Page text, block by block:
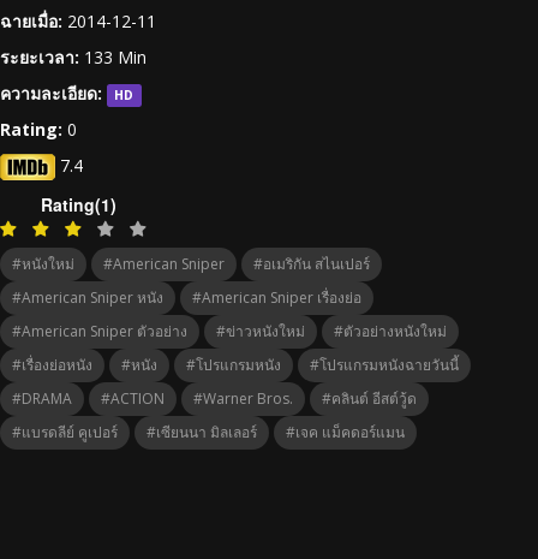
ฉายเมื่อ: 2014-12-11
ระยะเวลา: 133 Min
ความละเอียด:
HD
Rating: 0
7.4
Rating(1)
#หนังใหม่ #american Sniper
#อเมริกัน สไนเปอร์
#american Sniper หนัง
#american Sniper เรื่องย่อ
#american Sniper ตัวอย่าง
#ข่าวหนังใหม่
#ตัวอย่างหนังใหม่
#เรื่องย่อหนัง
#หนัง #โปรแกรมหนัง
#โปรแกรมหนังฉายวันนี้
#DRAMA
#ACTION #Warner Bros.
#คลินต์ อีสต์วู้ด
#แบรดลีย์ คูเปอร์
#เซียนนา มิลเลอร์ #เจค แม็คดอร์แมน